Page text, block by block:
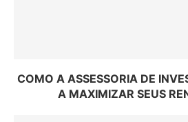
COMO A ASSESSORIA DE
A MAXIMIZAR SEUS